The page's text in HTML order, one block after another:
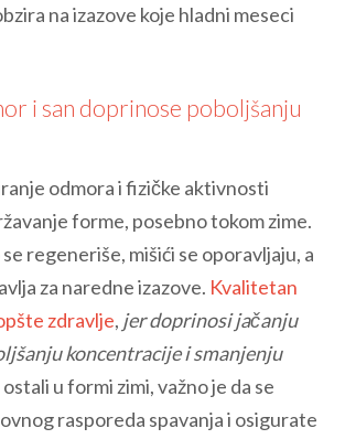
na izazove koje hladni meseci
i san doprinose poboljšanju
odmora i fizičke aktivnosti
forme, posebno tokom zime.
regeneriše, mišići se oporavljaju, a
za naredne izazove. Kvalitetan
zdravlje, jer doprinosi jačanju
koncentracije i smanjenju
u formi zimi, važno je da se
rasporeda spavanja i osigurate